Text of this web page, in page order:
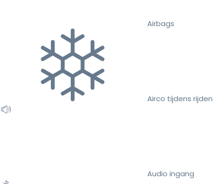
Airbags
Airco tijdens rijden
Audio ingang